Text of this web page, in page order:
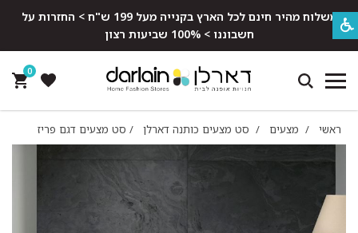
משלוח מהיר חינם לכל הארץ בקנייה מעל 199 ש"ח > החזרות על
חשבוננו > 100% שביעות רצון
0
ראשי / מצעים / סט מצעים כותנה דארלן / סט מצעים דגם פריז